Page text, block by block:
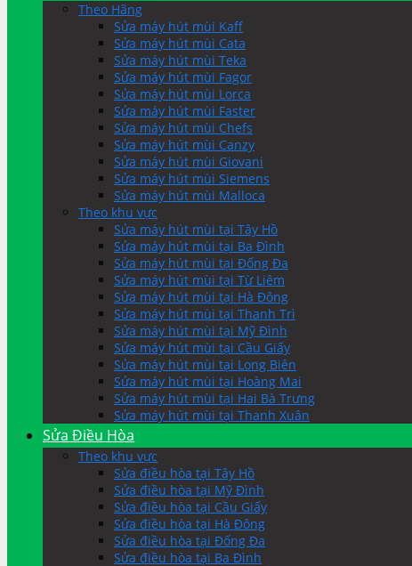
Theo Hãng
Sửa máy hút mùi Kaff
Sửa máy hút mùi Cata
Sửa máy hút mùi Teka
Sửa máy hút mùi Fagor
Sửa máy hút mùi Lorca
Sửa máy hút mùi Faster
Sửa máy hút mùi Chefs
Sửa máy hút mùi Canzy
Sửa máy hút mùi Giovani
Sửa máy hút mùi Siemens
Sửa máy hút mùi Malloca
Theo khu vực
Sửa máy hút mùi tại Tây Hồ
Sửa máy hút mùi tại Ba Đình
Sửa máy hút mùi tại Đống Đa
Sửa máy hút mùi tại Từ Liêm
Sửa máy hút mùi tại Hà Đông
Sửa máy hút mùi tại Thanh Trì
Sửa máy hút mùi tại Mỹ Đình
Sửa máy hút mùi tại Cầu Giấy
Sửa máy hút mùi tại Long Biên
Sửa máy hút mùi tại Hoàng Mai
Sửa máy hút mùi tại Hai Bà Trưng
Sửa máy hút mùi tại Thanh Xuân
Sửa Điều Hòa
Theo khu vực
Sửa điều hòa tại Tây Hồ
Sửa điều hòa tại Mỹ Đình
Sửa điều hòa tại Cầu Giấy
Sửa điều hòa tại Hà Đông
Sửa điều hòa tại Đống Đa
Sửa điều hòa tại Ba Đình